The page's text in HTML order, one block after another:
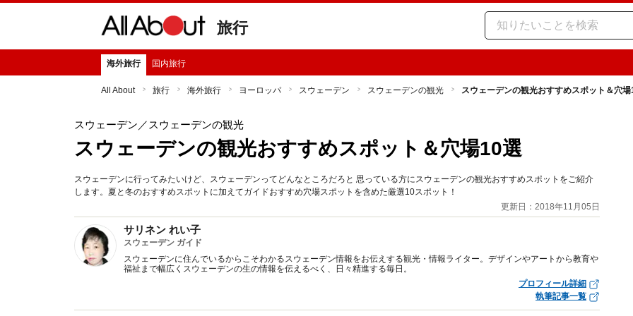
旅行
海外旅行 国内旅行
All About 旅行 海外旅行 ヨーロッパ スウェーデン スウェーデンの観光 スウェーデンの観光おすすめスポット＆穴
スウェーデン ／スウェーデンの観光
スウェーデンの観光おすすめスポット＆穴場10選
スウェーデンに行ってみたいけど、スウェーデンってどんなところだろと 思っている方にスウェーデンの観光おすすめスポットをご紹介
します。夏と冬のおすすめスポットに加えてガイドおすすめ穴場スポットを含めた厳選10スポット！
更新日：2018年11月05日
サリネン れい子
スウェーデン ガイド
スウェーデンに住んでいるからこそわかるスウェーデン情報をお伝えする観光・情報ライター。デザインやアートから教育や
福祉まで幅広くスウェーデンの生の情報を伝えるべく、日々精進する毎日。
プロフィール詳細
執筆記事一覧